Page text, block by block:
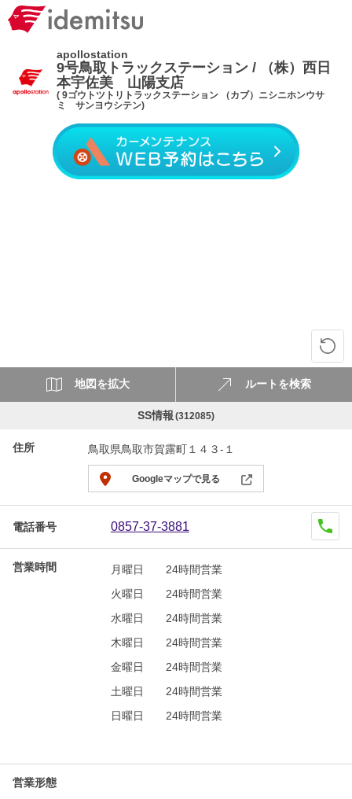
apollostation
9号鳥取トラックステーション / （株）西日
本宇佐美 山陽支店
( 9ゴウトツトリトラックステーション （カブ）ニシニホンウサ
ミ サンヨウシテン)
SS情報 (312085)
住所 鳥取県鳥取市賀露町１４３-１
Googleマップで見る
電話番号 0857-37-3881
営業時間 月曜日
24時間営業
火曜日
24時間営業
水曜日
24時間営業
木曜日
24時間営業
金曜日
24時間営業
土曜日
24時間営業
日曜日
24時間営業
地図を拡大 ルートを検索
営業形態